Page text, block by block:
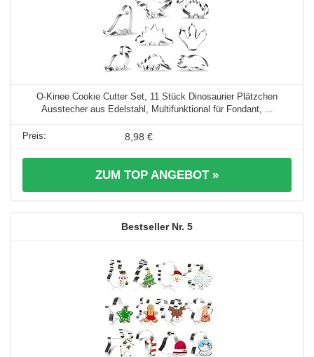
O-Kinee Cookie Cutter Set, 11 Stück Dinosaurier Plätzchen
Ausstecher aus Edelstahl, Multifunktional für Fondant, ...
8,98 €
ZUM TOP ANGEBOT »
5